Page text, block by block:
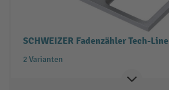
SCHWEIZER Fadenzähler Tech-Line
2 Varianten